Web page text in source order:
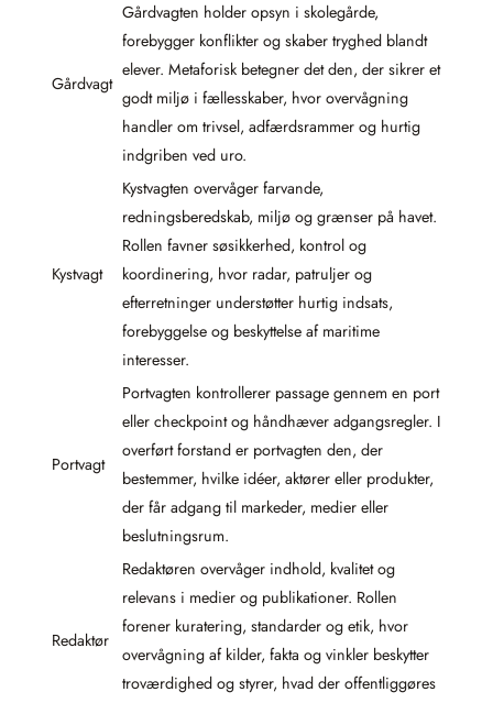
Gårdvagt
Gårdvagten holder opsyn i skolegårde,
forebygger konflikter og skaber tryghed blandt
elever. Metaforisk betegner det den, der sikrer et
godt miljø i fællesskaber, hvor overvågning
handler om trivsel, adfærdsrammer og hurtig
indgriben ved uro.
Kystvagt
Kystvagten overvåger farvande,
redningsberedskab, miljø og grænser på havet.
Rollen favner søsikkerhed, kontrol og
koordinering, hvor radar, patruljer og
efterretninger understøtter hurtig indsats,
forebyggelse og beskyttelse af maritime
interesser.
Portvagt
Portvagten kontrollerer passage gennem en port
eller checkpoint og håndhæver adgangsregler. I
overført forstand er portvagten den, der
bestemmer, hvilke idéer, aktører eller produkter,
der får adgang til markeder, medier eller
beslutningsrum.
Redaktør
Redaktøren overvåger indhold, kvalitet og
relevans i medier og publikationer. Rollen
forener kuratering, standarder og etik, hvor
overvågning af kilder, fakta og vinkler beskytter
troværdighed og styrer, hvad der offentliggøres